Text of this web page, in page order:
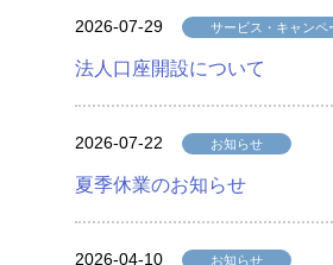
2026-07-29 サービス・キャンペ
法人口座開設について
2026-07-22 お知らせ
夏季休業のお知らせ
2026-04-10 お知らせ